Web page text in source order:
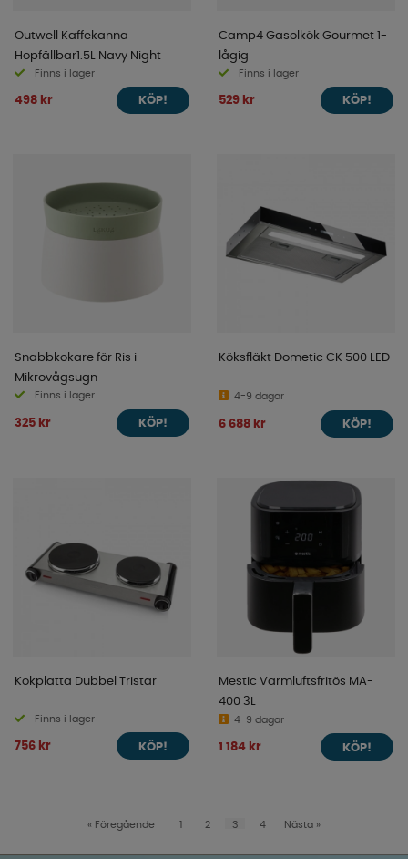
Outwell Kaffekanna
Hopfällbar1.5L Navy Night
Finns i lager
498 kr KÖP!
Camp4 Gasolkök Gourmet 1-
lågig
Finns i lager
529 kr KÖP!
Snabbkokare för Ris i
Mikrovågsugn
Finns i lager
325 kr KÖP!
Köksfläkt Dometic CK 500 LED
4-9 dagar
6 688 kr KÖP!
Kokplatta Dubbel Tristar
Finns i lager
756 kr KÖP!
Mestic Varmluftsfritös MA-
400 3L
4-9 dagar
1 184 kr KÖP!
« Föregående 1 2 3 4 Nästa »